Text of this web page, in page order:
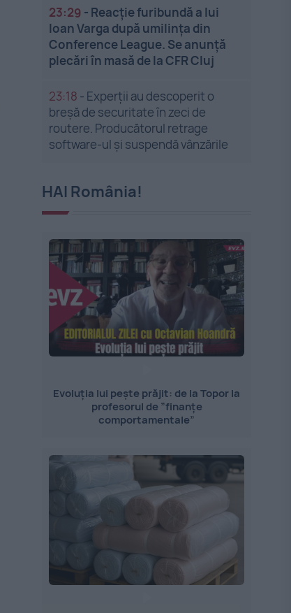
23:29 - Reacție furibundă a lui
Ioan Varga după umilința din
Conference League. Se anunță
plecări în masă de la CFR Cluj
23:18 - Experții au descoperit o
breșă de securitate în zeci de
routere. Producătorul retrage
software-ul și suspendă vânzările
HAI România!
Evoluția lui pește prăjit: de la Topor la
profesorul de ”finanțe
comportamentale”